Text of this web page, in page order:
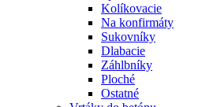
Kolíkovacie
Na konfirmáty
Sukovníky
Dlabacie
Záhlbníky
Ploché
Ostatné